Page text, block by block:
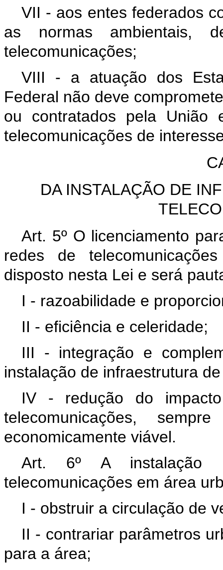
VII - aos entes federados
as normas ambientais,
telecomunicações;
VIII - a atuação dos
Federal não deve
ou contratados pela União
telecomunicações de
DA INSTALAÇÃO DE
Art. 5º O licenciamento
redes de
disposto nesta Lei e será
I - razoabilidade e
II - eficiência e celeridade;
III - integração e
instalação de infraestrutura
IV - redução do
telecomunicações,
economicamente viável.
Art. 6º A instalação
telecomunicações em área
I - obstruir a circulação de
II - contrariar parâmetros
para a área;